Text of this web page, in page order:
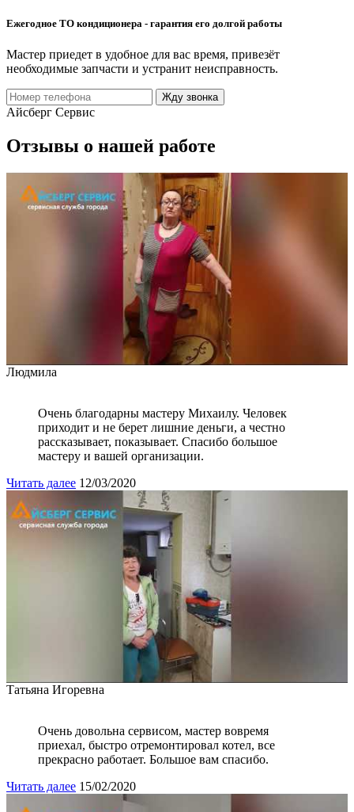
Ежегодное ТО кондиционера - гарантия его долгой работы
Мастер приедет в удобное для вас время, привезёт
необходимые запчасти и устранит неисправность.
Жду звонка
Айсберг Сервис
Отзывы о нашей работе
Людмила
Очень благодарны мастеру Михаилу. Человек
приходит и не берет лишние деньги, а честно
рассказывает, показывает. Спасибо большое
мастеру и вашей организации.
Читать далее 12/03/2020
Татьяна Игоревна
Очень довольна сервисом, мастер вовремя
приехал, быстро отремонтировал котел, все
прекрасно работает. Большое вам спасибо.
Читать далее 15/02/2020